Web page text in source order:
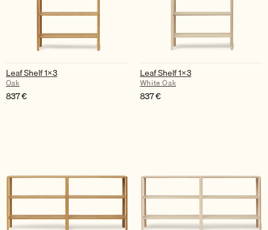
Leaf Shelf 1×3
Oak
837€
Leaf Shelf 1×3
White Oak
837€